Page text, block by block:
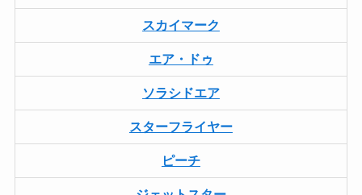
スカイマーク
エア・ドゥ
ソラシドエア
スターフライヤー
ピーチ